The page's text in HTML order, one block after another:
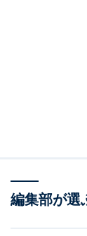
編集部が選